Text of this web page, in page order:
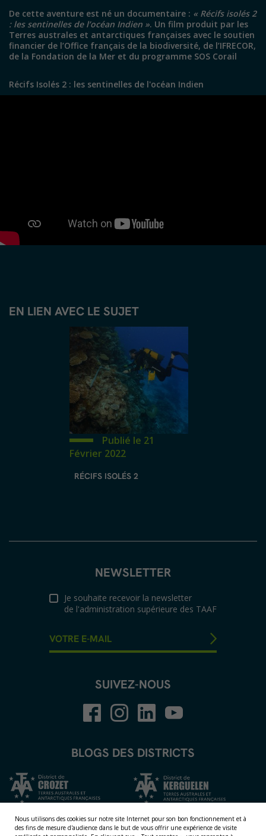
De cette aventure est né un documentaire : « Récifs isolés 2
: les sentinelles de l’océan Indien ». Un film produit par les
Terres australes et antarctiques françaises avec le soutien
financier de l’Office français de la biodiversité, de l’IFRECOR,
de la Fondation de la Mer et du programme SOS Corail
Récifs Isolés 2 : les sentinelles de l'océan Indien
EN LIEN AVEC LE SUJET
Publié le 21
Février 2022
RÉCIFS ISOLÉS 2
NEWSLETTER
Je souhaite recevoir la newsletter
de l'administration supérieure des TAAF
SUIVEZ-NOUS
BLOGS DES DISTRICTS
Nous utilisons des cookies sur notre site Internet pour son bon fonctionnement et à
des fins de mesure d'audience dans le but de vous offrir une expérience de visite